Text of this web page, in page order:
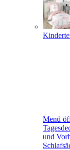
Menü
und